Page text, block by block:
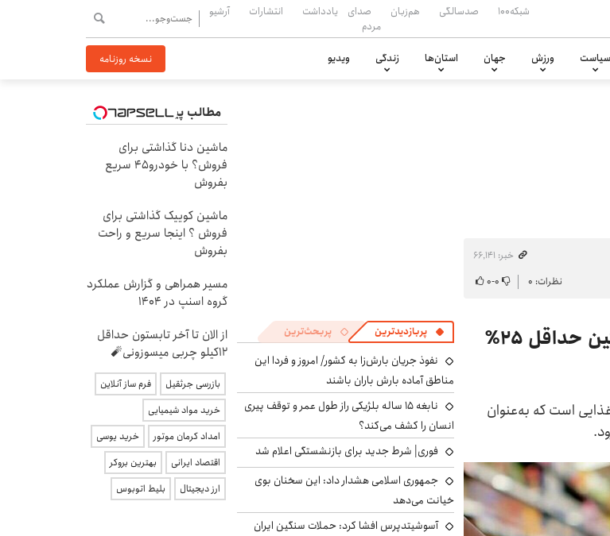
شبکه۱۰۰ صدسالگی هم‌زبان
صدای
مردم
یادداشت انتشارات آرشیو
سیاست ورزش جهان استان‌ها زندگی ویدیو نسخه روزنامه
خبر: ۶۶٬۱۴۱
نظرات: ۰ ۰-۰
سبد معیشت اشتباه محاسبه می‌شود/ رقم میانگین حداقل ۲۵٪
است که به‌عنوان
پربازدیدترین پربحث‌ترین
نفوذ جریان بارش‌زا به کشور/ امروز و فردا این
مناطق آماده بارش باران باشند
نابغه ۱۵ ساله بلژیکی راز طول عمر و توقف پیری
انسان را کشف می‌کند؟
فوری| شرط جدید برای بازنشستگی اعلام شد
جمهوری اسلامی هشدار داد: این سخنان بوی
خیانت می‌دهد
آسوشیتدپرس افشا کرد: حملات سنگین ایران
مطالب پیشنهادی
ماشین دنا گذاشتی برای
فروش؟ با خودرو45 سریع
بفروش
ماشین کوییک گذاشتی برای
فروش ؟ اینجا سریع و راحت
بفروش
مسیر همراهی و گزارش عملکرد
گروه اسنپ در ۱۴۰۴
از الان تا آخر تابستون حداقل
12کیلو چربی میسوزونی🧨
بازرسی جرثقیل
فرم ساز آنلاین
خرید مواد شیمیایی
امداد کرمان موتور
خرید یوسی
اقتصاد ایرانی
بهترین بروکر
ارز دیجیتال
بلیط اتوبوس